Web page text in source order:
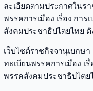
ละเอียดตามประกาศในร
พรรคการเมือง เรื่อง กา
สังคมประชาธิปไตยไทย ดั
เว็บไซต์ราชกิจจานุเบกษ
ทะเบียนพรรคการเมือง เ
พรรคสังคมประชาธิปไตย